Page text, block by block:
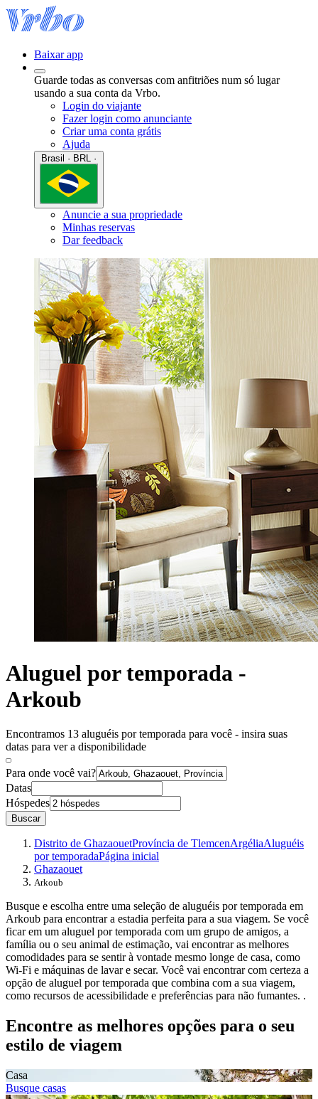
Baixar app
Guarde todas as conversas com anfitriões num só lugar
usando a sua conta da Vrbo.
Login do viajante
Fazer login como anunciante
Criar uma conta grátis
Ajuda
Anuncie a sua propriedade
Minhas reservas
Dar feedback
Aluguel por temporada -
Arkoub
Encontramos 13 aluguéis por temporada para você - insira suas
datas para ver a disponibilidade
Para onde você vai?
Datas
Hóspedes
Buscar
Distrito de GhazaouetProvíncia de TlemcenArgéliaAluguéis
por temporadaPágina inicial
Ghazaouet
Arkoub
Busque e escolha entre uma seleção de aluguéis por temporada em
Arkoub para encontrar a estadia perfeita para a sua viagem. Se você
ficar em um aluguel por temporada com um grupo de amigos, a
família ou o seu animal de estimação, vai encontrar as melhores
comodidades para se sentir à vontade mesmo longe de casa, como
Wi-Fi e máquinas de lavar e secar. Você vai encontrar com certeza a
opção de aluguel por temporada que combina com a sua viagem,
como recursos de acessibilidade e preferências para não fumantes. .
Encontre as melhores opções para o seu
estilo de viagem
Casa
Busque casas